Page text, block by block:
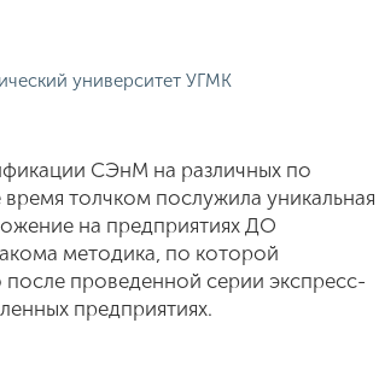
университет УГМК
СЭнМ на различных по
толчком послужила уникальная
на предприятиях ДО
методика, по которой
проведенной серии экспресс-
предприятиях.